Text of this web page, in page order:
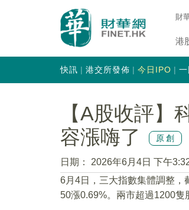
財
港
快訊 港交所發佈 今日IPO
【A股收評】
容漲嗨了
原創
日期：
2026年6月4日 下午
6月4日，三大指數集體調整，
50漲0.69%。兩市超過1200隻